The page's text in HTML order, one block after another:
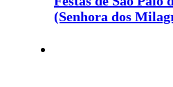
(Senhora dos